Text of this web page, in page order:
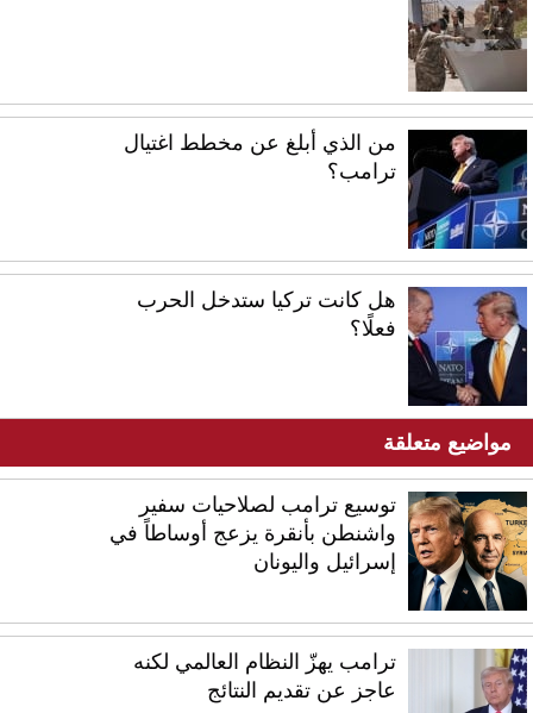
من الذي أبلغ عن مخطط اغتيال
ترامب؟
هل كانت تركيا ستدخل الحرب
فعلًا؟
مواضيع متعلقة
توسيع ترامب لصلاحيات سفير
واشنطن بأنقرة يزعج أوساطاً في
إسرائيل واليونان
ترامب يهزّ النظام العالمي لكنه
عاجز عن تقديم النتائج